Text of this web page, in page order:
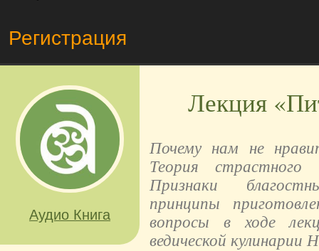
Регистрация
Аудио Книга
Лекция
Почему нам не
Теория страстного
Признаки
принципы
вопросы в ходе
ведической кулинарии